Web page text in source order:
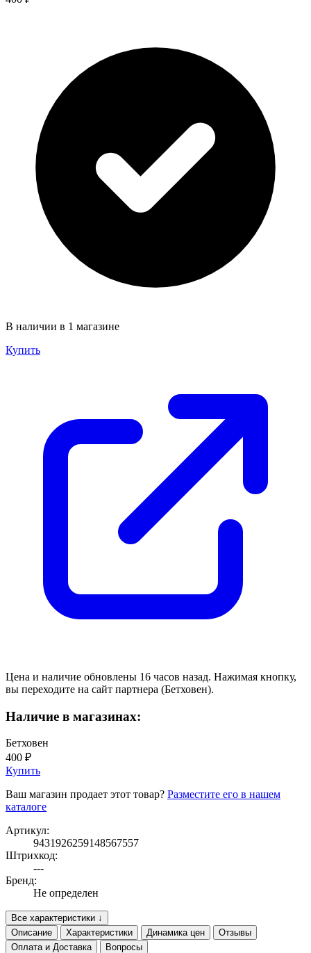
В наличии в 1 магазине
Купить
Цена и наличие обновлены 16 часов назад. Нажимая кнопку,
вы переходите на сайт партнера (Бетховен).
Наличие в магазинах:
Бетховен
400 ₽
Купить
Ваш магазин продает этот товар? Разместите его в нашем
каталоге
Артикул:
9431926259148567557
Штрихкод:
---
Бренд:
Не определен
Все характеристики ↓
Описание
Характеристики Динамика цен
Отзывы
Оплата и Доставка
Вопросы